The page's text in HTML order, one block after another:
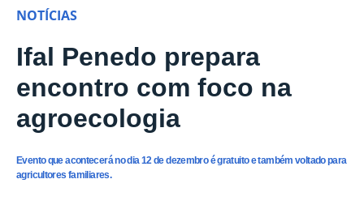
NOTÍCIAS
Ifal Penedo prepara
encontro com foco na
agroecologia
Evento que acontecerá no dia 12 de dezembro é gratuito e também voltado para
agricultores familiares.